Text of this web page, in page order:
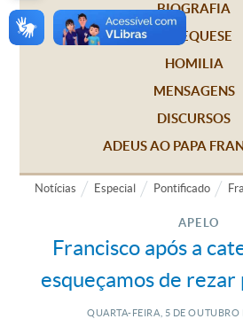
BIOGRAFIA
CATEQUESE
HOMILIA
MENSAGENS
DISCURSOS
ADEUS AO PAPA
Notícias Especial Pontificado
APELO
Francisco após a
esqueçamos de
QUARTA-FEIRA, 5 DE OUTUBRO